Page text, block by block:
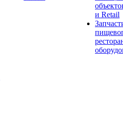
и Retail